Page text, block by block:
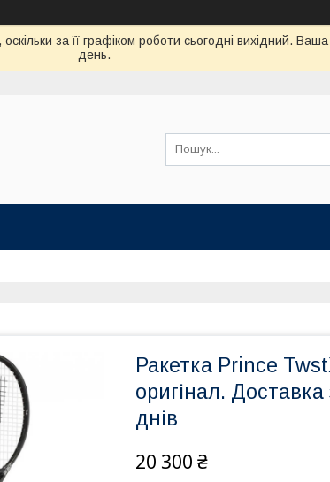
за її графіком роботи сьогодні вихідний.
день.
Ракетка Prince
оригінал.
днів
20 300 ₴